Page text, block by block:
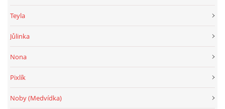
Teyla
Jůlinka
Nona
Pixlík
Noby (Medvídka)